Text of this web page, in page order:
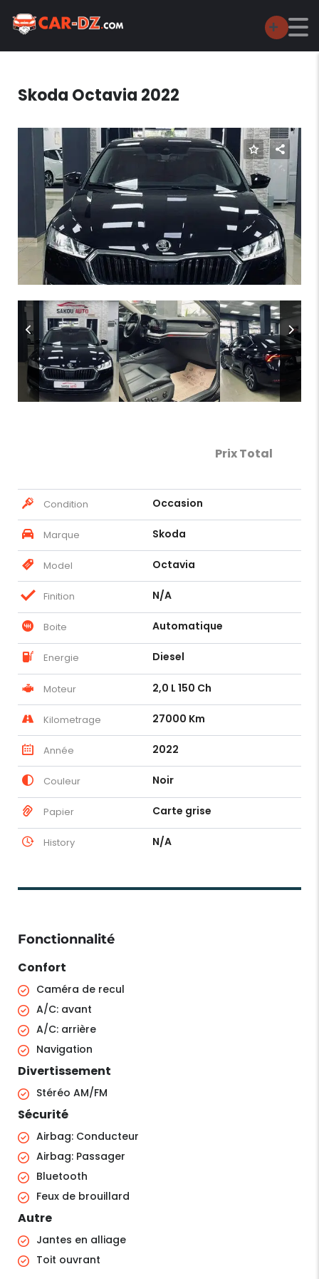
Skoda Octavia 2022
Prix Total
Condition Occasion
Marque Skoda
Model Octavia
Finition N/A
Boite Automatique
Energie Diesel
Moteur 2,0 L 150 Ch
Kilometrage 27000 Km
Année 2022
Couleur Noir
Papier Carte grise
History N/A
Fonctionnalité
Confort
Caméra de recul
A/C: avant
A/C: arrière
Navigation
Divertissement
Stéréo AM/FM
Sécurité
Airbag: Conducteur
Airbag: Passager
Bluetooth
Feux de brouillard
Autre
Jantes en alliage
Toit ouvrant